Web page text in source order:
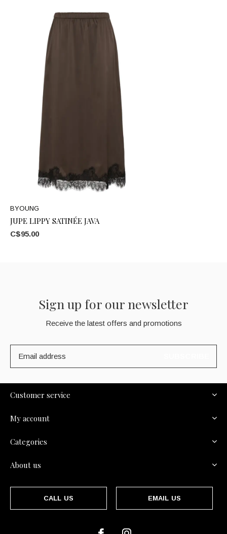
BYOUNG
JUPE LIPPY SATINÉE JAVA
C$95.00
Sign up for our newsletter
Receive the latest offers and promotions
Customer service
My account
Categories
About us
CALL US EMAIL US